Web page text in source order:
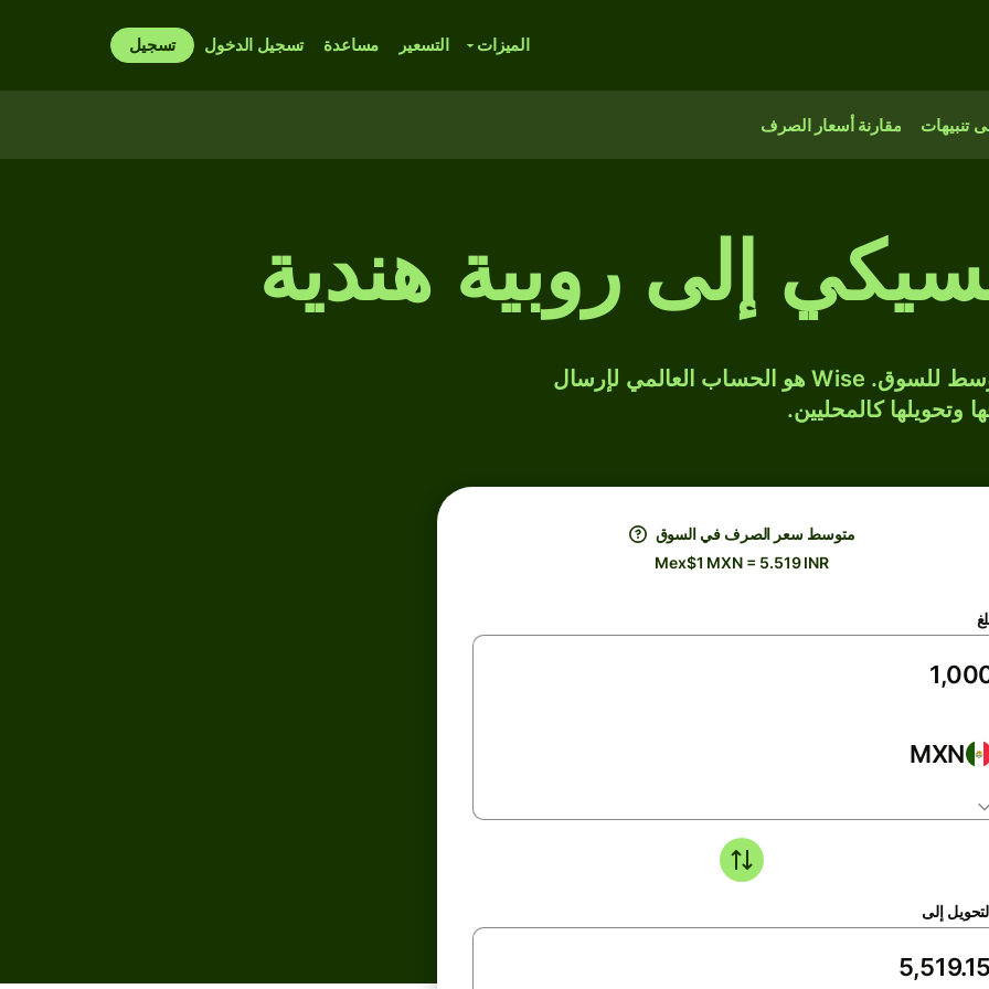
الميزات التسعير مساعدة تسجيل الدخول تسجيل
تنبيهات مقارنة أسعار الصرف
إلى روبية هندية
حوّل MXN إلى INR بسعر الصرف المتوسط للسوق. Wise هو الحساب العالمي لإرسال
وتحويلها كالمحليين.
متوسط ​​سعر الصرف في السوق
Mex$1 MXN = 5.519 INR
MXN
إلى